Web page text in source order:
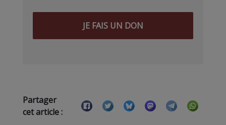
JE FAIS UN DON
Partager
cet article :